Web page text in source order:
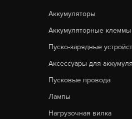
Аккумуляторы
Аккумуляторные
Пуско-зарядные
Аксессуары для
Пусковые провода
Лампы
Нагрузочная вилка